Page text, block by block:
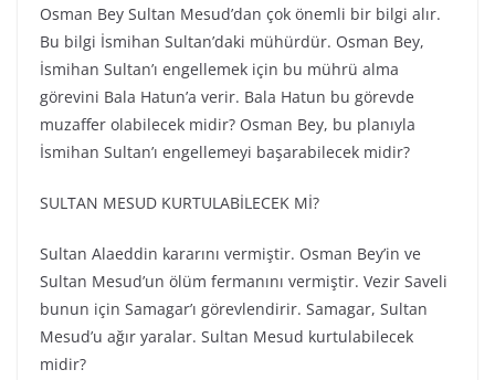
Osman Bey Sultan Mesud’dan çok önemli bir bilgi alır.
Bu bilgi İsmihan Sultan’daki mühürdür. Osman Bey,
İsmihan Sultan’ı engellemek için bu mührü alma
görevini Bala Hatun’a verir. Bala Hatun bu görevde
muzaffer olabilecek midir? Osman Bey, bu planıyla
İsmihan Sultan’ı engellemeyi başarabilecek midir?
SULTAN MESUD KURTULABİLECEK Mİ?
Sultan Alaeddin kararını vermiştir. Osman Bey’in ve
Sultan Mesud’un ölüm fermanını vermiştir. Vezir Saveli
bunun için Samagar’ı görevlendirir. Samagar, Sultan
Mesud’u ağır yaralar. Sultan Mesud kurtulabilecek
midir?